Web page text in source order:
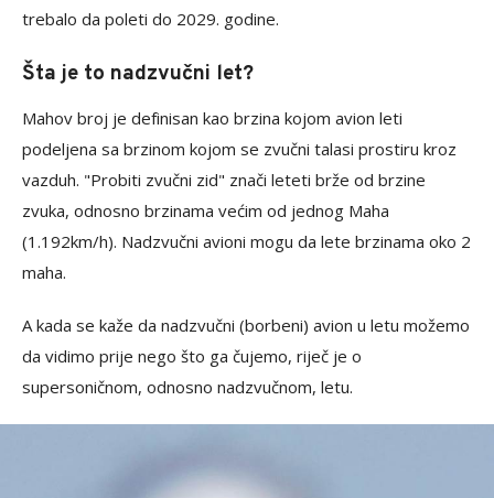
trebalo da poleti do 2029. godine.
Šta je to nadzvučni let?
Mahov broj je definisan kao brzina kojom avion leti
podeljena sa brzinom kojom se zvučni talasi prostiru kroz
vazduh. "Probiti zvučni zid" znači leteti brže od brzine
zvuka, odnosno brzinama većim od jednog Maha
(1.192km/h). Nadzvučni avioni mogu da lete brzinama oko 2
maha.
A kada se kaže da nadzvučni (borbeni) avion u letu možemo
da vidimo prije nego što ga čujemo, riječ je o
supersoničnom, odnosno nadzvučnom, letu.